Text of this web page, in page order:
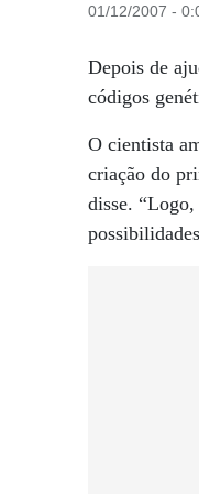
01/12/2007 -
Depois de
códigos
O cientista
criação do
disse.